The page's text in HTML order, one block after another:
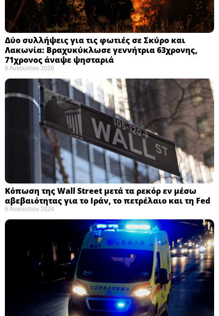
Δύο συλλήψεις για τις φωτιές σε Σκύρο και
Λακωνία: Βραχυκύκλωσε γεννήτρια 63χρονης,
71χρονος άναψε ψησταριά
6 Αυγούστου 2026
Κόπωση της Wall Street μετά τα ρεκόρ εν μέσω
αβεβαιότητας για το Ιράν, το πετρέλαιο και τη Fed
6 Αυγούστου 2026